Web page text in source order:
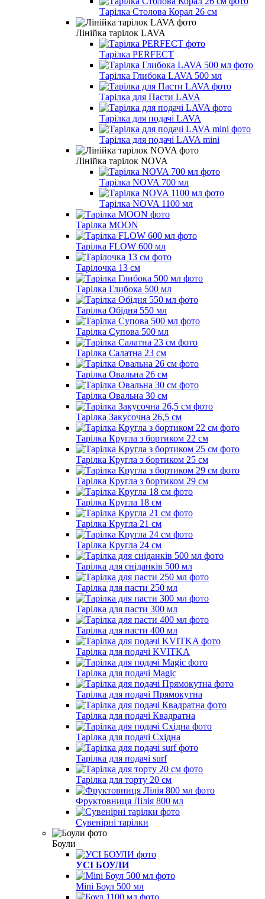
Тарілка Столова Корал 26 см
Лінійка тарілок LAVA
Тарілка PERFECT
Тарілка Глибока LAVA 500 мл
Тарілка для Пасти LAVA
Тарілка для подачі LAVA
Тарілка для подачі LAVA mini
Лінійка тарілок NOVA
Тарілка NOVA 700 мл
Тарілка NOVA 1100 мл
Тарілка MOON
Тарілка FLOW 600 мл
Тарілочка 13 см
Тарілка Глибока 500 мл
Тарілка Обідня 550 мл
Тарілка Супова 500 мл
Тарілка Салатна 23 см
Тарілка Овальна 26 см
Тарілка Овальна 30 см
Тарілка Закусочна 26,5 см
Тарілка Кругла з бортиком 22 см
Тарілка Кругла з бортиком 25 см
Тарілка Кругла з бортиком 29 см
Тарілка Кругла 18 см
Тарілка Кругла 21 см
Тарілка Кругла 24 см
Тарілка для сніданків 500 мл
Тарілка для пасти 250 мл
Тарілка для пасти 300 мл
Тарілка для пасти 400 мл
Тарілка для подачі KVITKA
Тарілка для подачі Magic
Тарілка для подачі Прямокутна
Тарілка для подачі Квадратна
Тарілка для подачі Східна
Тарілка для подачі surf
Тарілка для торту 20 см
Фруктовниця Лілія 800 мл
Сувенірні тарілки
Боули
УСІ БОУЛИ
Mini Боул 500 мл